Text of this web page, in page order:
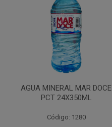
AGUA MINERAL MAR DOCE
PCT 24X350ML
Código: 1280